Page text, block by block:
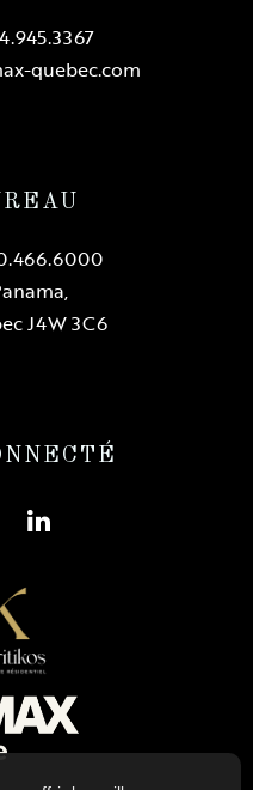
quebec.com
J4W 3C6